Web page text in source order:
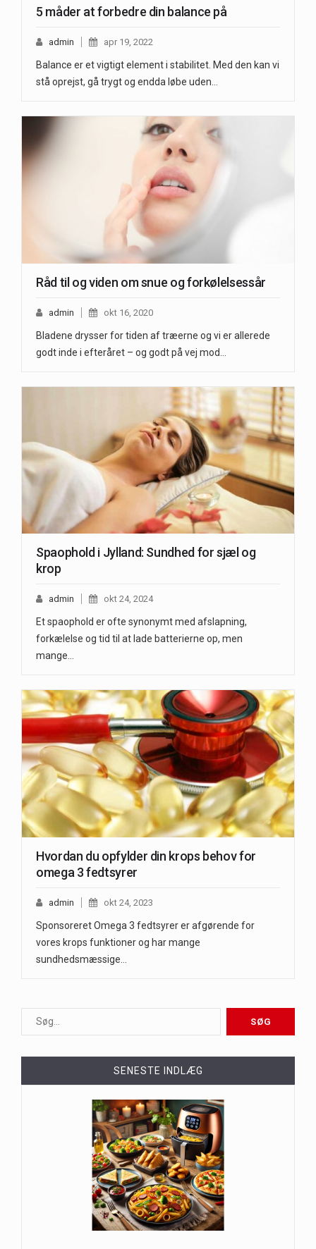
5 måder at forbedre din balance på
admin apr 19, 2022
Balance er et vigtigt element i stabilitet. Med den kan vi
stå oprejst, gå trygt og endda løbe uden…
Råd til og viden om snue og forkølelsessår
admin okt 16, 2020
Bladene drysser for tiden af træerne og vi er allerede
godt inde i efteråret – og godt på vej mod…
Spaophold i Jylland: Sundhed for sjæl og
krop
admin okt 24, 2024
Et spaophold er ofte synonymt med afslapning,
forkælelse og tid til at lade batterierne op, men
mange…
Hvordan du opfylder din krops behov for
omega 3 fedtsyrer
admin okt 24, 2023
Sponsoreret Omega 3 fedtsyrer er afgørende for
vores krops funktioner og har mange
sundhedsmæssige…
SENESTE INDLÆG